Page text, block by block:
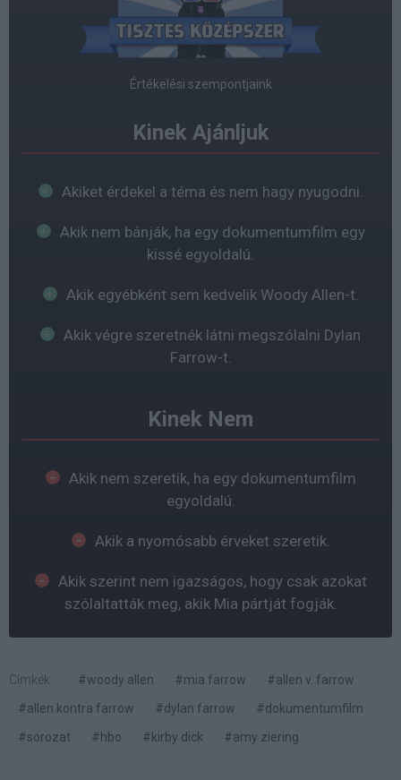
Értékelési szempontjaink
Kinek Ajánljuk
Akiket érdekel a téma és nem hagy nyugodni.
Akik nem bánják, ha egy dokumentumfilm egy
kissé egyoldalú.
Akik egyébként sem kedvelik Woody Allen-t.
Akik végre szeretnék látni megszólalni Dylan
Farrow-t.
Kinek Nem
Akik nem szeretik, ha egy dokumentumfilm
egyoldalú.
Akik a nyomósabb érveket szeretik.
Akik szerint nem igazságos, hogy csak azokat
szólaltatták meg, akik Mia pártját fogják.
Címkék: #woody allen #mia farrow
#allen v. farrow
#allen kontra farrow
#dylan farrow
#dokumentumfilm
#sorozat
#hbo #kirby dick #amy ziering